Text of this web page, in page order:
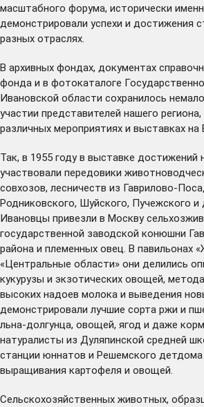
масштабного форума, исторически
демонстрировали успехи и достижения
разных отраслях.
В архивных фондах, документах
фонда и в фотокаталоге
Ивановской области сохранилось
участии представителей нашего
различных мероприятиях и выставках
Так, в 1955 году в выставке достижений
участвовали передовики
совхозов, лесничеств из Гаврилово-
Родниковского, Шуйского, Пучежского и
Ивановцы привезли в Москву
государственной заводской конюшни
района и племенных овец. В павильонах
«Центральные области» они делились
кукурузы и экзотических овощей,
высоких надоев молока и выведения
демонстрировали лучшие сорта ржи и
льна-долгунца, овощей, ягод и даже
натуралисты из Дуляпинской средней
станции юннатов и Решемского
выращивания картофеля и овощей.
Сельскохозяйственных животных,